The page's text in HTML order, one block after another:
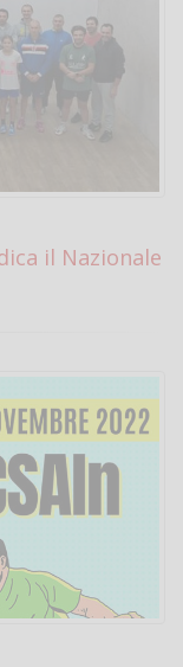
il Nazionale